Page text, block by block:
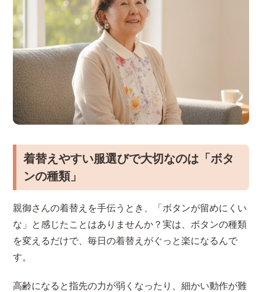
着替えやすい服選びで大切なのは「ボタ
ンの種類」
親御さんの着替えを手伝うとき、「ボタンが留めにくい
な」と感じたことはありませんか？実は、ボタンの種類
を変えるだけで、毎日の着替えがぐっと楽になるんで
す。
高齢になると指先の力が弱くなったり、細かい動作が難